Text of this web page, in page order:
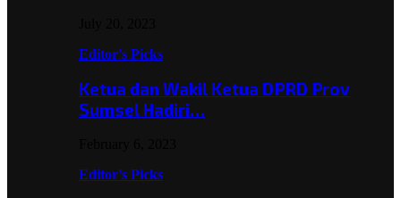
Editor's Picks
Ketua dan Wakil Ketua DPRD Prov
Sumsel Hadiri…
Editor's Picks